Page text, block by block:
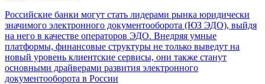
Российские банки могут стать лидерами рынка юридически
значимого электронного документооборота (ЮЗ ЭДО), выйдя
на него в качестве операторов ЭДО. Внедряя умные
платформы, финансовые структуры не только выведут на
новый уровень клиентские сервисы, они также станут
основными драйверами развития электронного
документооборота в России